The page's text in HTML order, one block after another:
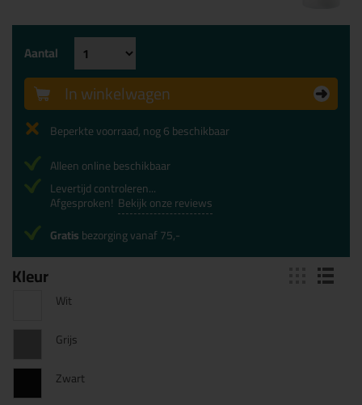
Kleur
Wit
Grijs
Zwart
Aantal
In winkelwagen
Beperkte voorraad, nog 6 beschikbaar
Alleen online beschikbaar
Levertijd controleren...
Afgesproken! Bekijk onze reviews
Gratisbezorging vanaf 75,-